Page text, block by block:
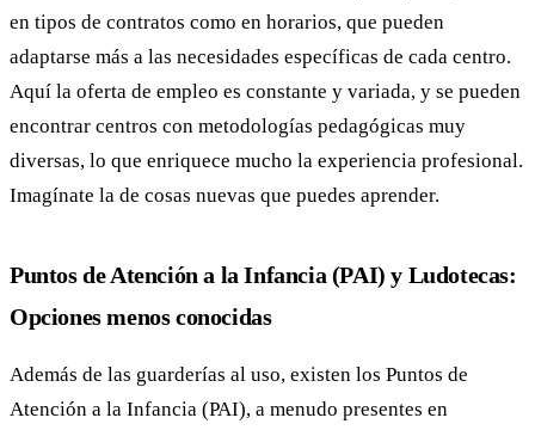
en tipos de contratos como en horarios, que pueden
adaptarse más a las necesidades específicas de cada centro.
Aquí la oferta de empleo es constante y variada, y se pueden
encontrar centros con metodologías pedagógicas muy
diversas, lo que enriquece mucho la experiencia profesional.
Imagínate la de cosas nuevas que puedes aprender.
Puntos de Atención a la Infancia (PAI) y Ludotecas:
Opciones menos conocidas
Además de las guarderías al uso, existen los Puntos de
Atención a la Infancia (PAI), a menudo presentes en